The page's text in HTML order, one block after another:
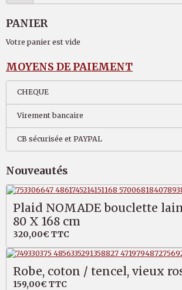
PANIER
Votre panier est vide
MOYENS DE PAIEMENT
CHEQUE
Virement bancaire
CB sécurisée et PAYPAL
Nouveautés
Plaid NOMADE bouclette
80 X 168 cm
320,00€ TTC
Robe, coton / tencel, vieux
159,00€ TTC